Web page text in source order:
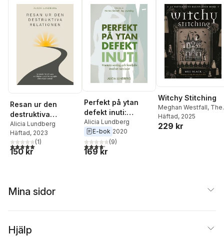
Resan ur den
destruktiva
relationen
Alicia Lundberg
Häftad, 2023
5,0utav 5 stjärnor. Totalt antal röster:
(1)
150 kr
Perfekt på ytan
defekt inuti:
hantera vardag
och familjeliv med
en narcissist
Alicia Lundberg
E-bok 2020
4,2utav 5 stjärnor. Totalt antal röster:
(9)
169 kr
Witchy Stitching
Meghan Westfall, The
Witchy Stitcher
Häftad, 2025
229 kr
Mina sidor
Hjälp